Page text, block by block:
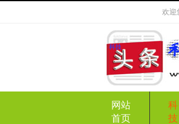
欢迎
网站
首页
科
技